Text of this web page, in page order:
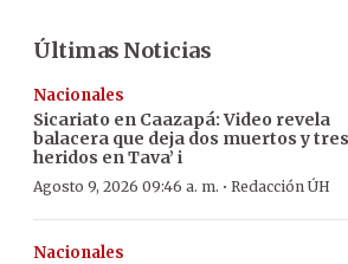
Últimas Noticias
Nacionales
Sicariato en Caazapá: Video revela
balacera que deja dos muertos y tres
heridos en Tava’ i
Agosto 9, 2026 09:46 a. m. · Redacción ÚH
Nacionales